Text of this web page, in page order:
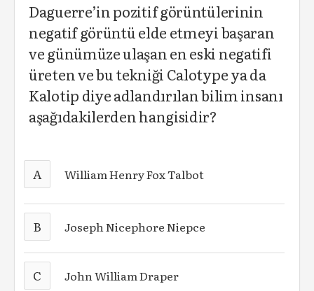
Daguerre’in pozitif görüntülerinin
negatif görüntü elde etmeyi başaran
ve günümüze ulaşan en eski negatifi
üreten ve bu tekniği Calotype ya da
Kalotip diye adlandırılan bilim insanı
aşağıdakilerden hangisidir?
A William Henry Fox Talbot
B Joseph Nicephore Niepce
C John William Draper